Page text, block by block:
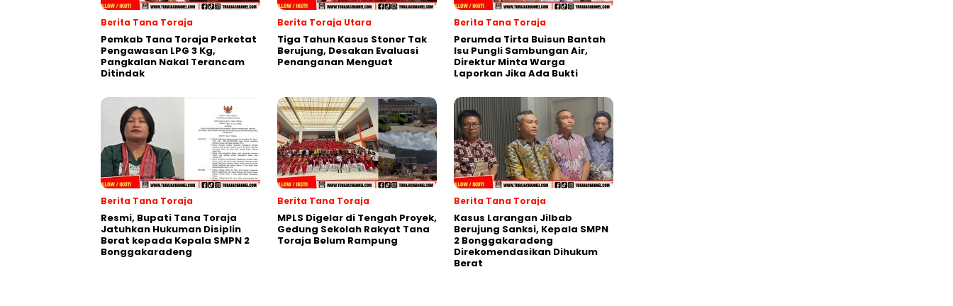
Berita Tana Toraja
Pemkab Tana Toraja Perketat
Pengawasan LPG 3 Kg,
Pangkalan Nakal Terancam
Ditindak
Berita Toraja Utara
Tiga Tahun Kasus Stoner Tak
Berujung, Desakan Evaluasi
Penanganan Menguat
Berita Tana Toraja
Perumda Tirta Buisun Bantah
Isu Pungli Sambungan Air,
Direktur Minta Warga
Laporkan Jika Ada Bukti
Berita Tana Toraja
Resmi, Bupati Tana Toraja
Jatuhkan Hukuman Disiplin
Berat kepada Kepala SMPN 2
Bonggakaradeng
Berita Tana Toraja
MPLS Digelar di Tengah Proyek,
Gedung Sekolah Rakyat Tana
Toraja Belum Rampung
Berita Tana Toraja
Kasus Larangan Jilbab
Berujung Sanksi, Kepala SMPN
2 Bonggakaradeng
Direkomendasikan Dihukum
Berat